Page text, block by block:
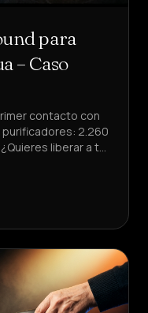
para
– Caso
contacto con
purificadores: 2.260
liberar a tu